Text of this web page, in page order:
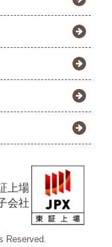
上場
会社
Reserved.